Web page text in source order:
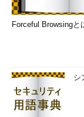
gets()関数は削除
いうドキュメント
し、コード例と
すべきか考えてみ
Forceful Browsingと
シ